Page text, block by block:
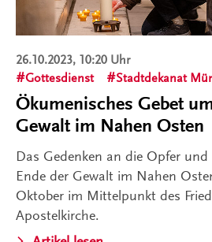
26.10.2023, 10:20 Uhr
Gottesdienst
Stadtdekanat
Ökumenisches Gebet
Gewalt im Nahen Osten
Das Gedenken an die Opfer
Ende der Gewalt im Nahen
Oktober im Mittelpunkt des
Apostelkirche.